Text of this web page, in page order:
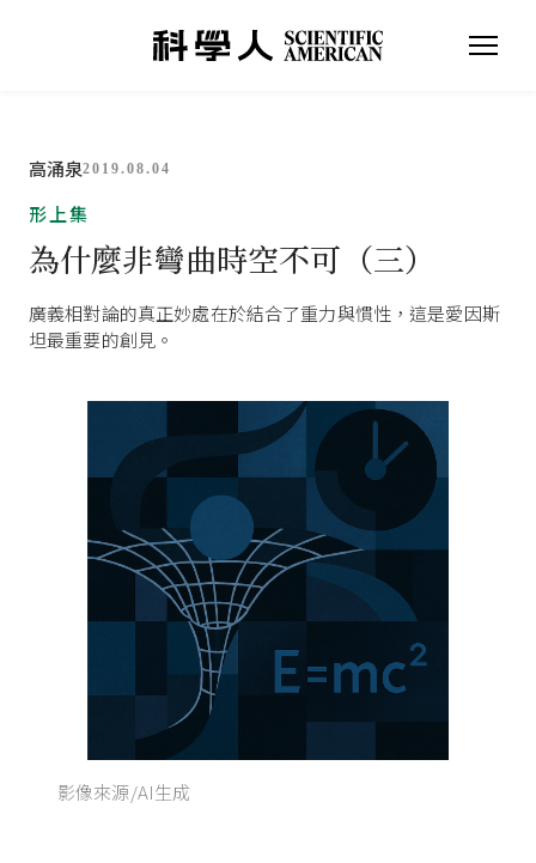
高涌泉2019.08.04
形上集
為什麼非彎曲時空不可（三）
廣義相對論的真正妙處在於結合了重力與慣性，這是愛因斯
坦最重要的創見。
影像來源/AI生成